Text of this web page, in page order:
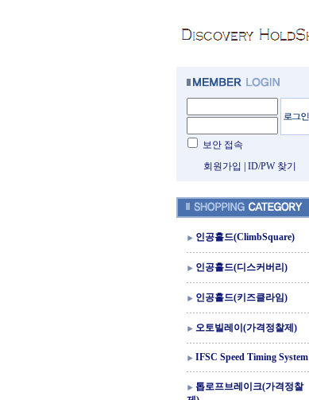
보안 접속
회원가입
ID/PW 찾기
인공홀드(ClimbSquare)
인공홀드(디스커버리)
인공홀드(키즈클라임)
오토빌레이(가격정찰제)
IFSC Speed Timing System
톱로프브레이크(가격정찰